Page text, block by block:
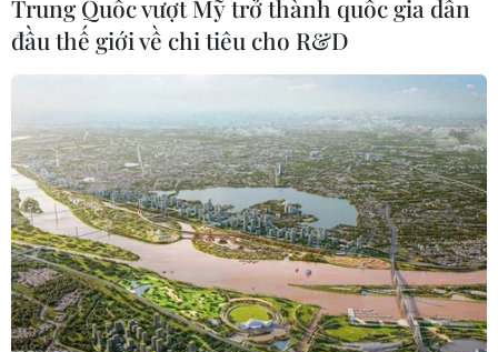
Đà Nẵng tổ chức Lễ hội Sâm Ngọc
Linh 2026: Cam kết 100% sâm thật
17/07/2026 06:09
Tìm ra cơ chế gây bệnh ung thư
xương hiếm gặp
17/07/2026 01:05
Trung Quốc vượt Mỹ trở thành quốc gia dẫn
đầu thế giới về chi tiêu cho R&D